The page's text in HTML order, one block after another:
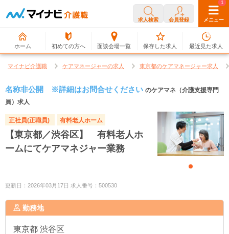
求人検索 会員登録 メニュー
ホーム 初めての方へ 面談会場一覧
0
保存した求人
1
最近見た求人
マイナビ介護職 ケアマネージャーの求人 東京都のケアマネージャー求人
名称非公開 ※詳細はお問合せください のケアマネ（介護支援専門
員）求人
正社員(正職員) 有料老人ホーム
【東京都／渋谷区】 有料老人ホ
ームにてケアマネジャー業務
更新日：2026年03月17日 求人番号：500530
勤務地
東京都 渋谷区